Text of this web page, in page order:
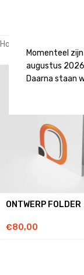
Momenteel
augustus
Daarna staan
Home
ONTWERP FOLDER
€80,00